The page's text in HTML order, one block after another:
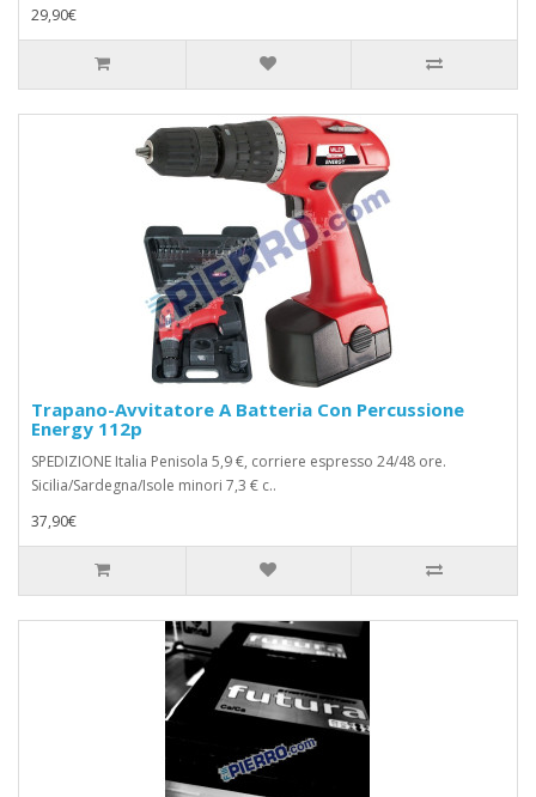
29,90€
Trapano-Avvitatore A Batteria Con Percussione
Energy 112p
SPEDIZIONE Italia Penisola 5,9 €, corriere espresso 24/48 ore.
Sicilia/Sardegna/Isole minori 7,3 € c..
37,90€